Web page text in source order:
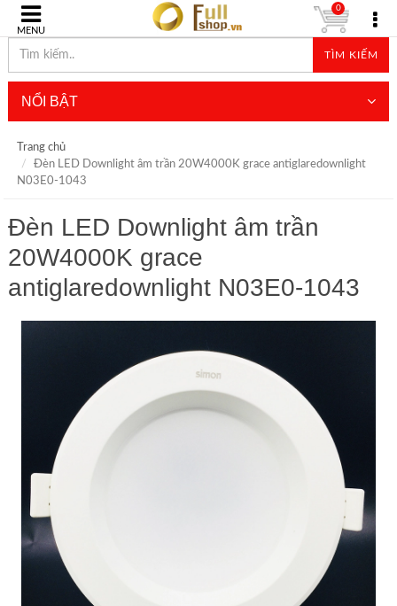
MENU
TÌM KIẾM
0
NỔI BẬT
Trang chủ
Đèn LED Downlight âm trần 20W4000K grace antiglaredownlight
N03E0-1043
Đèn LED Downlight âm trần
20W4000K grace
antiglaredownlight N03E0-1043